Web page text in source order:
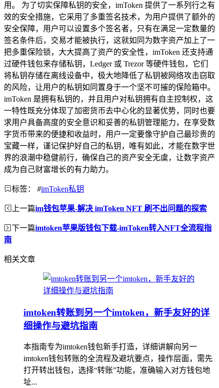
用。 为了切实保障私钥的安全，imToken 提供了一系列行之有
效的安全措施，它采用了多重签名技术，为用户提供了额外的
安全保障，用户可以设置多个签名者，只有在满足一定数量的
签名条件后，交易才能被执行，这就如同为数字资产加上了一
把多重保险锁，大大提高了资产的安全性，imToken 还支持通
过硬件钱包来存储私钥，Ledger 或 Trezor 等硬件钱包，它们
将私钥存储在离线设备中，极大地降低了私钥被网络攻击窃取
的风险，让用户的私钥如同置身于一个坚不可摧的保险箱中。
imToken 是拥有私钥的，并且用户对私钥拥有自主控制权，这
一特性既充分体现了加密货币去中心化的显著优势，同时也要
求用户具备高度的安全意识和妥善的私钥管理能力，在享受数
字货币带来的便捷和收益时，用户一定要像守护自己最珍贵的
宝藏一样，谨记保护好自己的私钥，唯有如此，才能在数字世
界的浪潮中稳健前行，确保自己的资产安全无虞，让数字资产
成为自己财富增长的有力助力。
标签： #imToken私钥
上一篇im钱包苹果-解决 imToken NFT 刷不出问题的探索
下一篇imtoken苹果版钱包下载-imToken转入NFT全流程指
南
相关文章
imtoken转账到另一个imtoken，新手友好的详
细操作与避坑指南
本指南专为imtoken钱包新手打造，详细讲解向另一
imtoken钱包转账的全流程及避坑要点，操作层面，需先
打开转出钱包，选择“转账”功能，准确输入对方钱包地
址...